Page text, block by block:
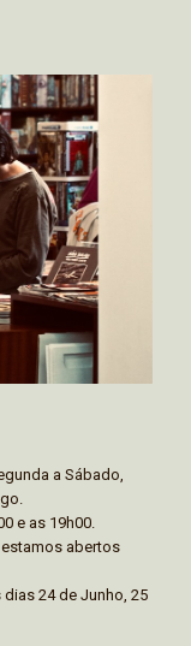
a Sábado,
e as 19h00.
abertos
24 de Junho, 25